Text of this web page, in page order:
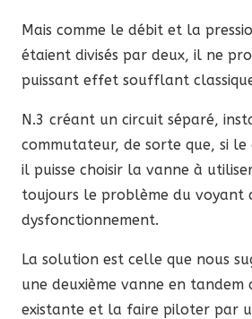
Mais comme le débit et la
étaient divisés par deux, il ne
puissant effet soufflant
N.3 créant un circuit séparé,
commutateur, de sorte que, si
il puisse choisir la vanne à
toujours le problème du voyant
dysfonctionnement.
La solution est celle que nous
une deuxième vanne en tandem
existante et la faire piloter par